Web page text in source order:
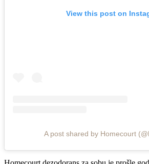
View this post on
A post shared by Homecourt